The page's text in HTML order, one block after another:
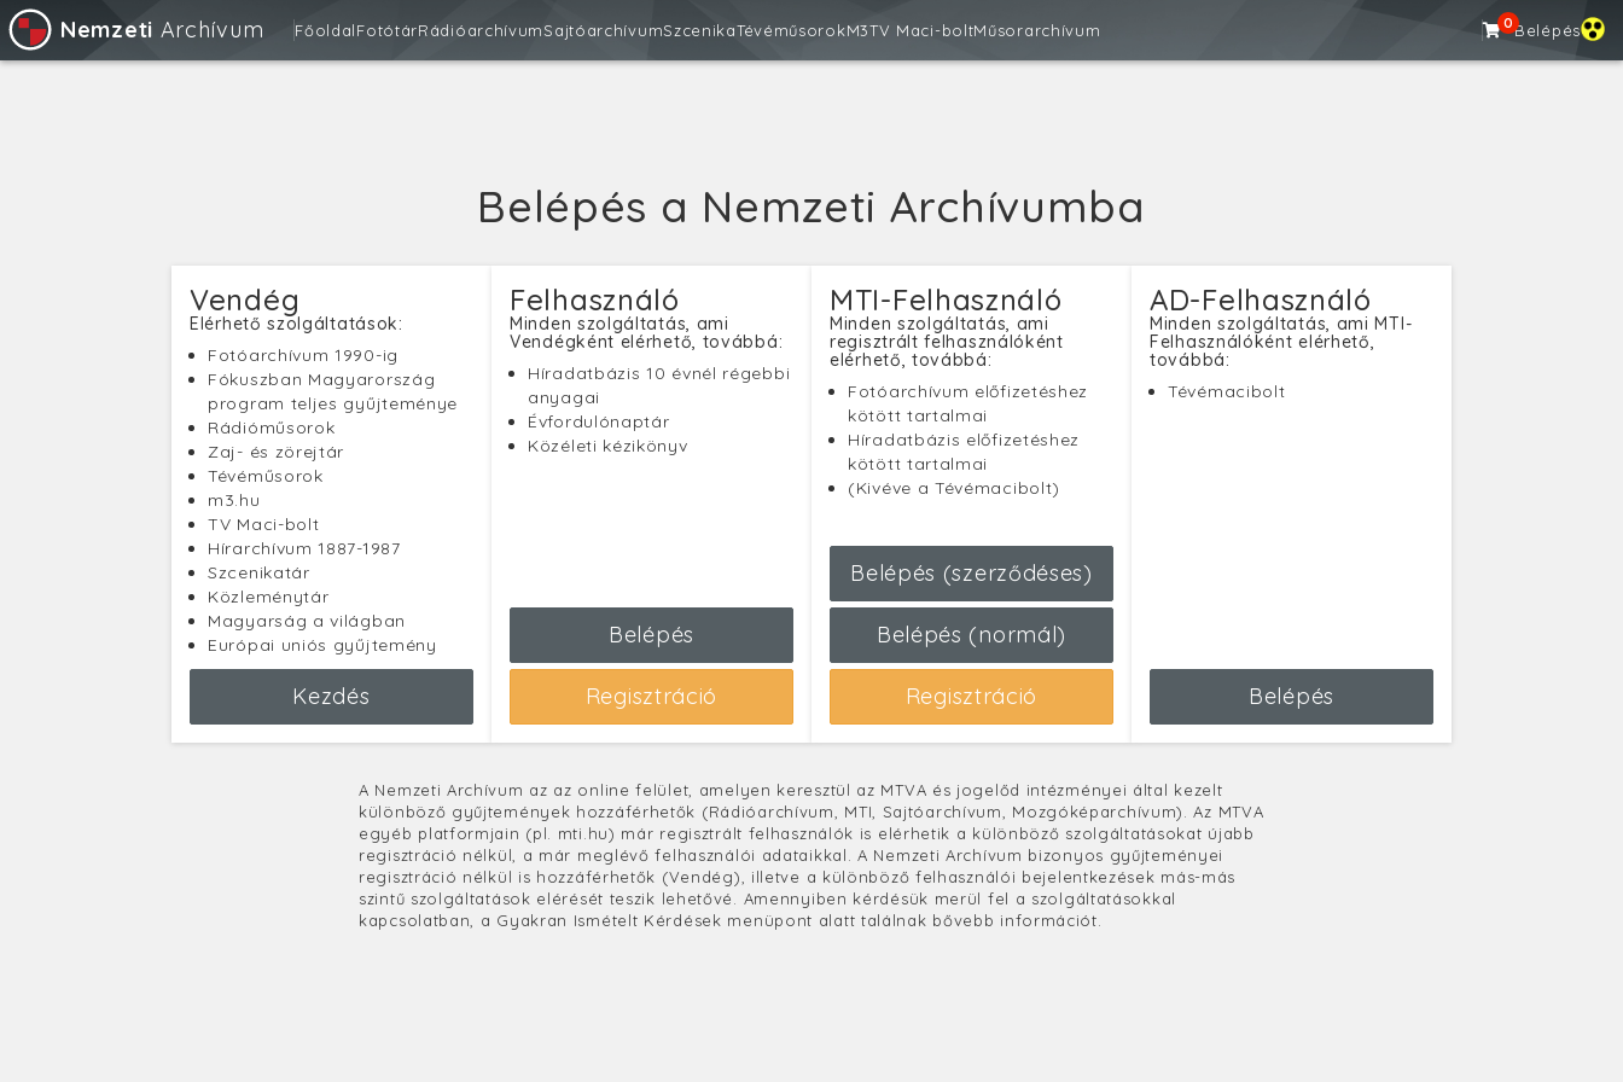
Nemzeti Archívum FőoldalFotótárRádióarchívumSajtóarchívumSzcenikaTévéműsorokM3TV Maci-boltMűsorarchívum 0Belépés
Belépés a Nemzeti Archívumba
Vendég
Elérhető szolgáltatások:
Fotóarchívum 1990-ig
Fókuszban Magyarország
program teljes gyűjteménye
Rádióműsorok
Zaj- és zörejtár
Tévéműsorok
m3.hu
TV Maci-bolt
Hírarchívum 1887-1987
Szcenikatár
Közleménytár
Magyarság a világban
Európai uniós gyűjtemény
Kezdés
Felhasználó
Minden szolgáltatás, ami
Vendégként elérhető, továbbá:
Híradatbázis 10 évnél régebbi
anyagai
Évfordulónaptár
Közéleti kézikönyv
Belépés
Regisztráció
MTI-Felhasználó
Minden szolgáltatás, ami
regisztrált felhasználóként
elérhető, továbbá:
Fotóarchívum előfizetéshez
kötött tartalmai
Híradatbázis előfizetéshez
kötött tartalmai
(Kivéve a Tévémacibolt)
Belépés (szerződéses)
Belépés (normál)
Regisztráció
AD-Felhasználó
Minden szolgáltatás, ami MTI-
Felhasználóként elérhető,
továbbá:
Tévémacibolt
Belépés
A Nemzeti Archívum az az online felület, amelyen keresztül az MTVA és jogelőd intézményei által kezelt
különböző gyűjtemények hozzáférhetők (Rádióarchívum, MTI, Sajtóarchívum, Mozgóképarchívum). Az MTVA
egyéb platformjain (pl. mti.hu) már regisztrált felhasználók is elérhetik a különböző szolgáltatásokat újabb
regisztráció nélkül, a már meglévő felhasználói adataikkal. A Nemzeti Archívum bizonyos gyűjteményei
regisztráció nélkül is hozzáférhetők (Vendég), illetve a különböző felhasználói bejelentkezések más-más
szintű szolgáltatások elérését teszik lehetővé. Amennyiben kérdésük merül fel a szolgáltatásokkal
kapcsolatban, a Gyakran Ismételt Kérdések menüpont alatt találnak bővebb információt.